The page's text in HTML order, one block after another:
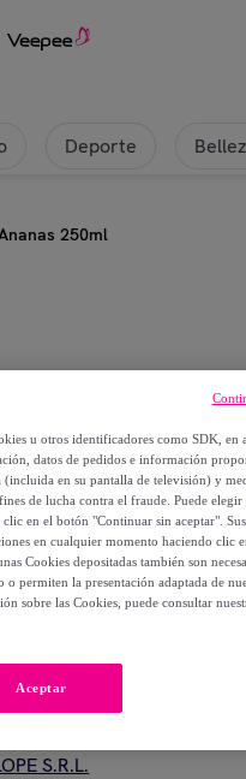
Deporte
250ml
Mascarilla
Kromask Mascarilla
Añadir a la cesta
S.R.L.
u otros identificadores como SDK, en
datos de pedidos e información
en su pantalla de televisión) y
de lucha contra el fraude. Puede elegir
en el botón "Continuar sin aceptar".
en cualquier momento haciendo clic
Cookies depositadas también son
permiten la presentación adaptada de
sobre las Cookies, puede consultar
Aceptar